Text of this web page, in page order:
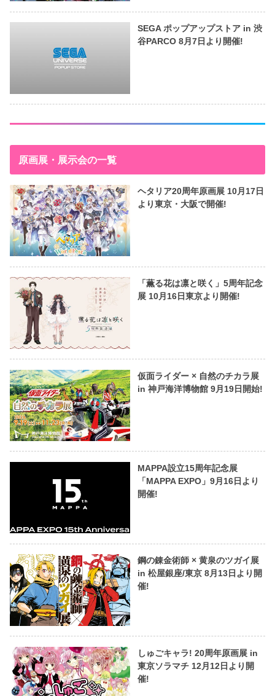
SEGA ポップアップストア in 渋
谷PARCO 8月7日より開催!
原画展・展示会の一覧
ヘタリア20周年原画展 10月17日
より東京・大阪で開催!
「薫る花は凛と咲く」5周年記念
展 10月16日東京より開催!
仮面ライダー × 自然のチカラ展
in 神戸海洋博物館 9月19日開始!
MAPPA設立15周年記念展
「MAPPA EXPO」9月16日より
開催!
鋼の錬金術師 × 黄泉のツガイ展
in 松屋銀座/東京 8月13日より開
催!
しゅごキャラ! 20周年原画展 in
東京ソラマチ 12月12日より開
催!